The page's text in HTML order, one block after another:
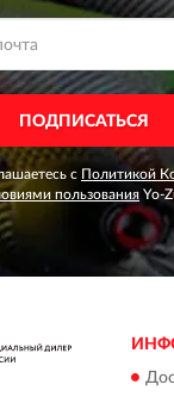
ПОДПИСАТЬСЯ
с Политикой
пользования Yo-